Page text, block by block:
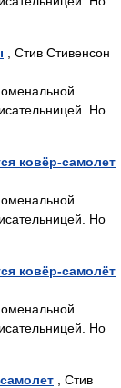
, Стив Стивенсон
Но
ковёр-самолет
Но
ковёр-самолёт
Но
, Стив